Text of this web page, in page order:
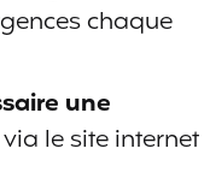
chaque
une
via le site internet